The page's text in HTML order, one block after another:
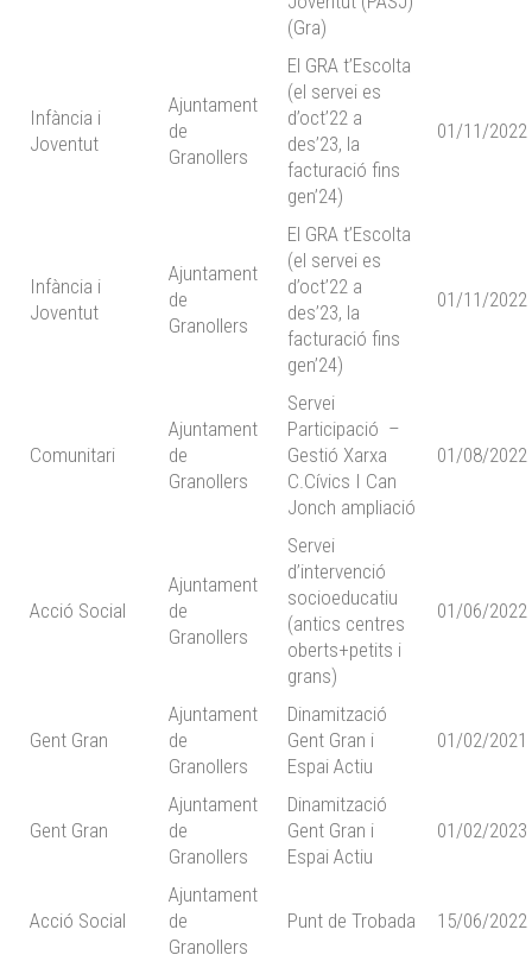
(Gra)
Infància i
Joventut
Ajuntament
de
Granollers
El GRA t’Escolta
(el servei es
d’oct’22 a
des’23, la
facturació fins
gen’24)
01/11/2022
Infància i
Joventut
Ajuntament
de
Granollers
El GRA t’Escolta
(el servei es
d’oct’22 a
des’23, la
facturació fins
gen’24)
01/11/2022
Comunitari
Ajuntament
de
Granollers
Servei
Participació –
Gestió Xarxa
C.Cívics I Can
Jonch ampliació
01/08/2022
Acció Social
Ajuntament
de
Granollers
Servei
d’intervenció
socioeducatiu
(antics centres
oberts+petits i
grans)
01/06/2022
Gent Gran
Ajuntament
de
Granollers
Dinamització
Gent Gran i
Espai Actiu
01/02/2021
Gent Gran
Ajuntament
de
Granollers
Dinamització
Gent Gran i
Espai Actiu
01/02/2023
Acció Social
Ajuntament
de
Granollers
Punt de Trobada 15/06/2022